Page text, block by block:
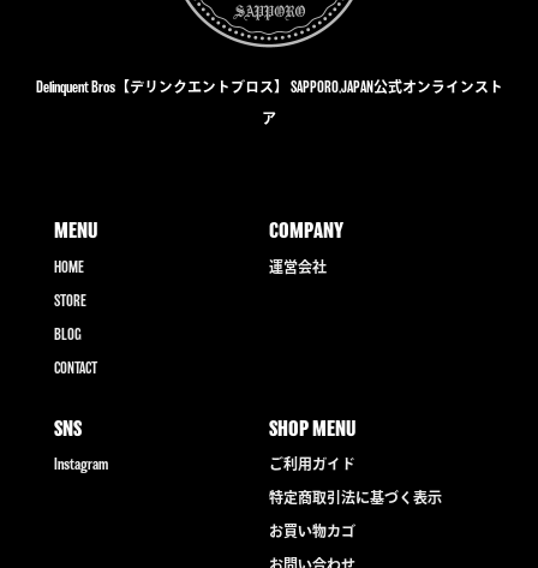
Delinquent Bros【デリンクエントブロス】 SAPPORO,JAPAN公式オンラインスト
ア
MENU
HOME
STORE
BLOG
CONTACT
COMPANY
運営会社
SNS
Instagram
SHOP MENU
ご利用ガイド
特定商取引法に基づく表示
お買い物カゴ